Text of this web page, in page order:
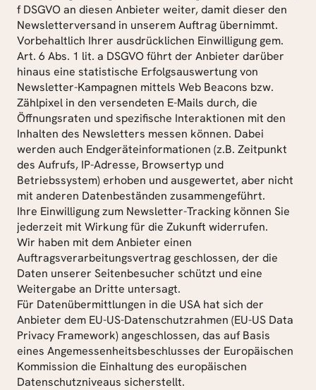
f DSGVO an diesen Anbieter weiter, damit dieser den
Newsletterversand in unserem Auftrag übernimmt.
Vorbehaltlich Ihrer ausdrücklichen Einwilligung gem.
Art. 6 Abs. 1 lit. a DSGVO führt der Anbieter darüber
hinaus eine statistische Erfolgsauswertung von
Newsletter-Kampagnen mittels Web Beacons bzw.
Zählpixel in den versendeten E-Mails durch, die
Öffnungsraten und spezifische Interaktionen mit den
Inhalten des Newsletters messen können. Dabei
werden auch Endgeräteinformationen (z.B. Zeitpunkt
des Aufrufs, IP-Adresse, Browsertyp und
Betriebssystem) erhoben und ausgewertet, aber nicht
mit anderen Datenbeständen zusammengeführt.
Ihre Einwilligung zum Newsletter-Tracking können Sie
jederzeit mit Wirkung für die Zukunft widerrufen.
Wir haben mit dem Anbieter einen
Auftragsverarbeitungsvertrag geschlossen, der die
Daten unserer Seitenbesucher schützt und eine
Weitergabe an Dritte untersagt.
Für Datenübermittlungen in die USA hat sich der
Anbieter dem EU-US-Datenschutzrahmen (EU-US Data
Privacy Framework) angeschlossen, das auf Basis
eines Angemessenheitsbeschlusses der Europäischen
Kommission die Einhaltung des europäischen
Datenschutzniveaus sicherstellt.